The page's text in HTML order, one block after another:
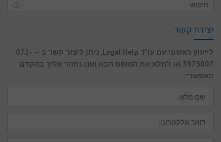
יצירת קשר
לייעוץ ראשוני עם עו"ד Legal Help, ניתן ליצור קשר ב – 072-
3975007 או למלא את הטופס הבא ואנו נחזור אליך בהקדם
האפשרי:
מלא:
אלקטרוני: